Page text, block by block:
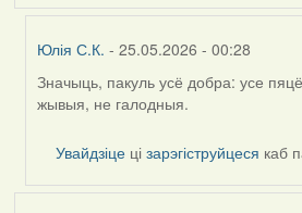
Юлія С.К. - 25.05.2026 - 00:28
In
reply
Значыць, пакуль усё добра: усе
жывыя, не галодныя.
Увайдзіце цізарэгіструйцеся каб